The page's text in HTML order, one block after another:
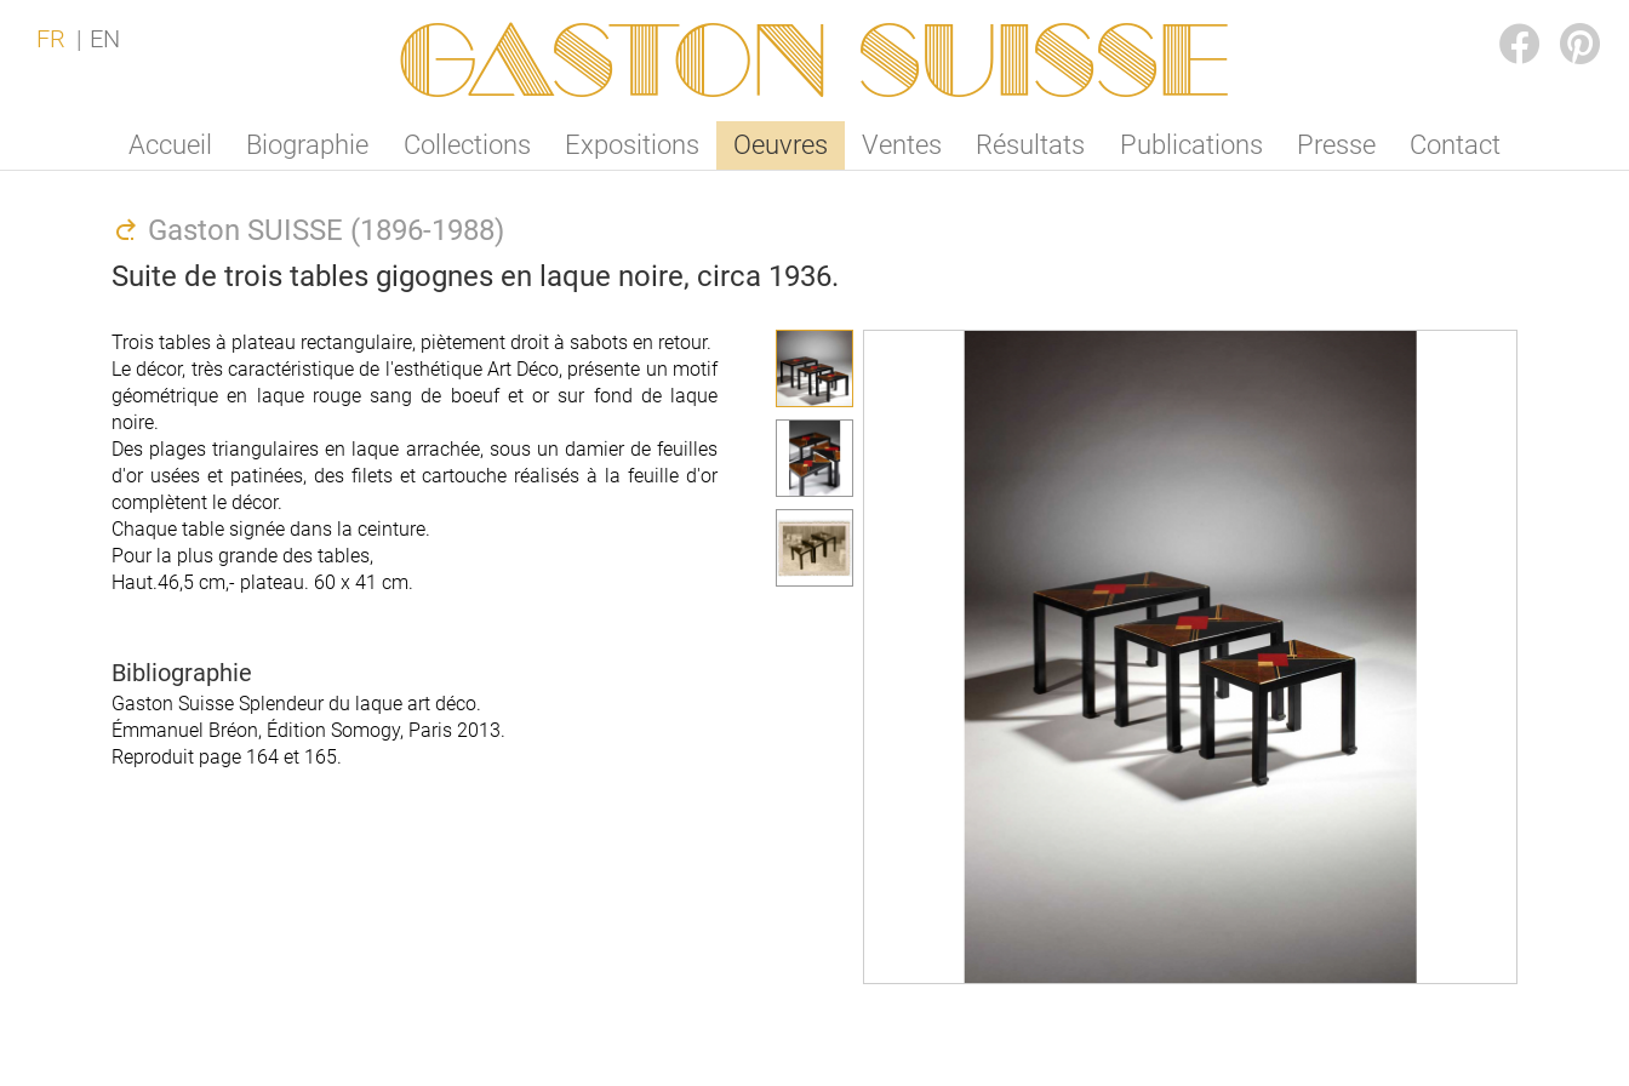
Gaston SUISSE
Accueil Biographie Collections Expositions Oeuvres Ventes Résultats Publications Presse Contact
FR EN
Gaston SUISSE (1896-1988)
Suite de trois tables gigognes en laque noire, circa 1936.
Trois tables à plateau rectangulaire, piètement droit à sabots en retour.
Le décor, très caractéristique de l'esthétique Art Déco, présente un motif
géométrique en laque rouge sang de boeuf et or sur fond de laque
noire.
Des plages triangulaires en laque arrachée, sous un damier de feuilles
d'or usées et patinées, des filets et cartouche réalisés à la feuille d'or
complètent le décor.
Chaque table signée dans la ceinture.
Pour la plus grande des tables,
Haut.46,5 cm,- plateau. 60 x 41 cm.
Bibliographie
Gaston Suisse Splendeur du laque art déco.
Émmanuel Bréon, Édition Somogy, Paris 2013.
Reproduit page 164 et 165.
Trois tables à plateau rectangulaire, piètement droit à sabots en retour.
Le décor, très caractéristique de l'esthétique Art Déco, présente un motif
géométrique en laque rouge sang de boeuf et or sur fond de laque
noire.
Des plages triangulaires en laque arrachée, sous un damier de feuilles
d'or usées et patinées, des filets et cartouche réalisés à la feuille d'or
complètent le décor.
Chaque table signée dans la ceinture.
Pour la plus grande des tables,
Haut.46,5 cm,- plateau. 60 x 41 cm.
Bibliographie
Gaston Suisse Splendeur du laque art déco.
Émmanuel Bréon, Édition Somogy, Paris 2013.
Reproduit page 164 et 165.